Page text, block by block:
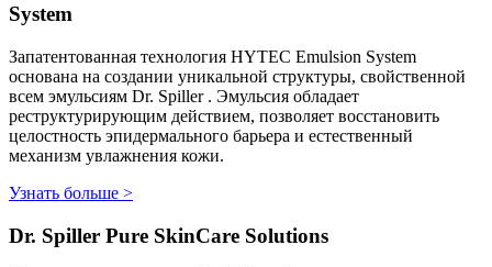
System
Запатентованная технология HYTEC Emulsion System
основана на создании уникальной структуры, свойственной
всем эмульсиям Dr. Spiller . Эмульсия обладает
реструктурирующим действием, позволяет восстановить
целостность эпидермального барьера и естественный
механизм увлажнения кожи.
Узнать больше >
Dr. Spiller Pure SkinCare Solutions